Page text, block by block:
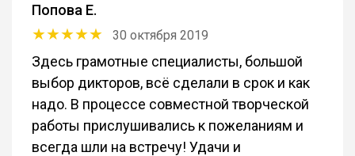
Попова Е.
30 октября 2019
Здесь грамотные специалисты, большой
выбор дикторов, всё сделали в срок и как
надо. В процессе совместной творческой
работы прислушивались к пожеланиям и
всегда шли на встречу! Удачи и